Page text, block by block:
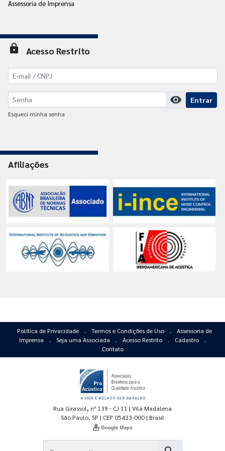
Assessoria de Imprensa
lock Acesso Restrito
visibility Entrar
Esqueci minha senha
Afiliações
Política de Privacidade . Termos e Condições de Uso .
Assessoria de
Imprensa
. Seja uma Associada . Acesso Restrito . Cadastro
.
Contato
Rua Girassol, nº 139 - CJ 11 | Vila Madalena
São Paulo, SP | CEP 05433-000 | Brasil